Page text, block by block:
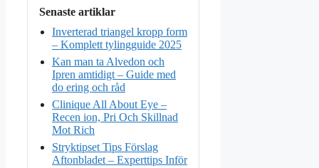
Senaste artiklar
Inverterad triangel kropp form
– Komplett tylingguide 2025
Kan man ta Alvedon och
Ipren amtidigt – Guide med
do ering och råd
Clinique All About Eye –
Recen ion, Pri Och Skillnad
Mot Rich
Stryktipset Tips Förslag
Aftonbladet – Experttips Inför